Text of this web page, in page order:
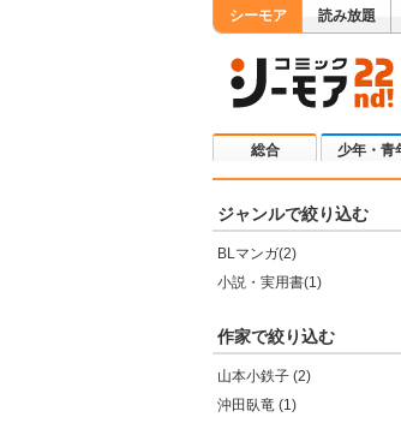
シーモア 読み放題
総合 少年・青
ジャンルで絞り込む
BLマンガ(2)
小説・実用書(1)
作家で絞り込む
山本小鉄子 (2)
沖田臥竜 (1)